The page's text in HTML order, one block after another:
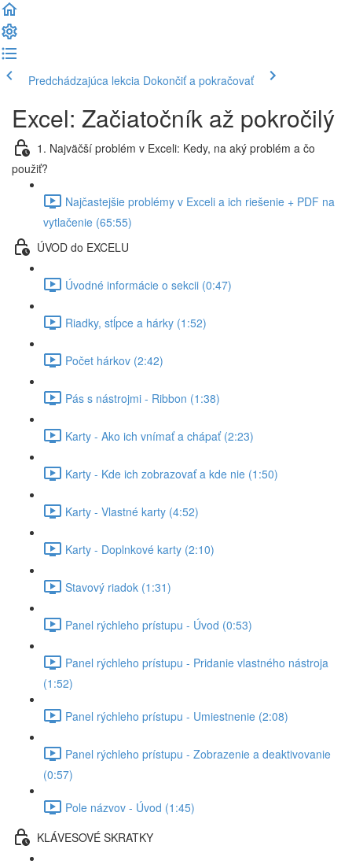
Predchádzajúca lekcia Dokončiť a pokračovať
Excel: Začiatočník až pokročilý
1. Najväčší problém v Exceli: Kedy, na aký problém a čo
použiť?
Najčastejšie problémy v Exceli a ich riešenie + PDF na
vytlačenie (65:55)
ÚVOD do EXCELU
Úvodné informácie o sekcii (0:47)
Riadky, stĺpce a hárky (1:52)
Počet hárkov (2:42)
Pás s nástrojmi - Ribbon (1:38)
Karty - Ako ich vnímať a chápať (2:23)
Karty - Kde ich zobrazovať a kde nie (1:50)
Karty - Vlastné karty (4:52)
Karty - Doplnkové karty (2:10)
Stavový riadok (1:31)
Panel rýchleho prístupu - Úvod (0:53)
Panel rýchleho prístupu - Pridanie vlastného nástroja
(1:52)
Panel rýchleho prístupu - Umiestnenie (2:08)
Panel rýchleho prístupu - Zobrazenie a deaktivovanie
(0:57)
Pole názvov - Úvod (1:45)
KLÁVESOVÉ SKRATKY